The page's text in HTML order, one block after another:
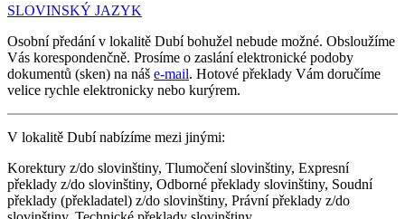
SLOVINSKÝ JAZYK
Osobní předání v lokalitě Dubí bohužel nebude možné. Obsloužíme
Vás korespondenčně. Prosíme o zaslání elektronické podoby
dokumentů (sken) na náš e-mail. Hotové překlady Vám doručíme
velice rychle elektronicky nebo kurýrem.
V lokalitě Dubí nabízíme mezi jinými:
Korektury z/do slovinštiny, Tlumočení slovinštiny, Expresní
překlady z/do slovinštiny, Odborné překlady slovinštiny, Soudní
překlady (překladatel) z/do slovinštiny, Právní překlady z/do